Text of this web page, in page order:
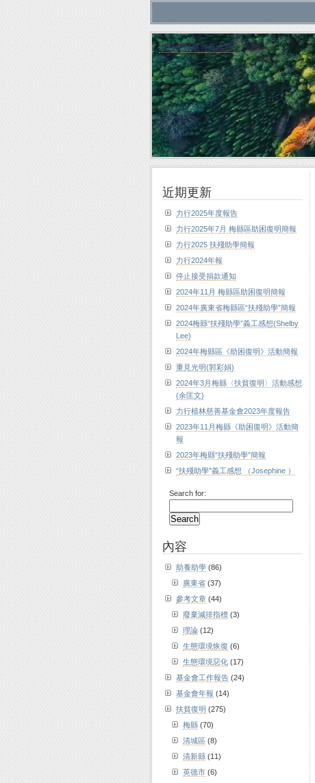
力行植林慈善基金會
近期更新
力行2025年度報告
力行2025年7月 梅縣區助困復明簡報
力行2025 扶殘助學簡報
力行2024年報
停止接受捐款通知
2024年11月 梅縣區助困復明簡報
2024年廣東省梅縣區“扶殘助學”簡報
2024梅縣“扶殘助學”義工感想(Shelby
Lee)
2024年梅縣區《助困復明》活動簡報
重見光明(郭彩娟)
2024年3月梅縣〈扶貧復明〉活動感想
(余匡文)
力行植林慈善基金會2023年度報告
2023年11月梅縣《助困復明》活動簡
報
2023年梅縣“扶殘助學”簡報
“扶殘助學”義工感想 （Josephine ）
Search for:
內容
助養助學 (86)
廣東省 (37)
參考文章 (44)
廢棄減排指標 (3)
理論 (12)
生態環境恢復 (6)
生態環境惡化 (17)
基金會工作報告 (24)
基金會年報 (14)
扶貧復明 (275)
梅縣 (70)
清城區 (8)
清新縣 (11)
英德市 (6)